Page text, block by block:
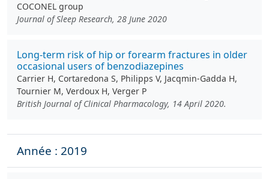
COCONEL group
Journal of Sleep Research, 28 June 2020
Long‐term risk of hip or forearm fractures in older
occasional users of benzodiazepines
Carrier H, Cortaredona S, Philipps V, Jacqmin‐Gadda H,
Tournier M, Verdoux H, Verger P
British Journal of Clinical Pharmacology, 14 April 2020.
Année : 2019